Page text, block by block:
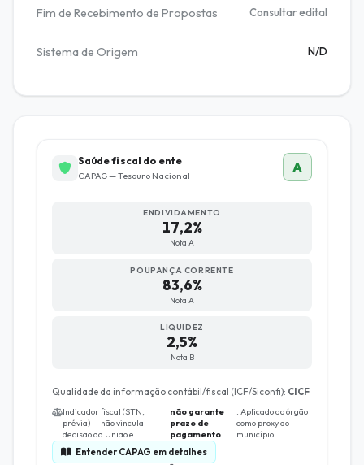
Fim de Recebimento de Propostas Consultar edital
Sistema de Origem N/D
Saúde fiscal do ente
CAPAG — Tesouro Nacional
A
ENDIVIDAMENTO
17,2%
Nota A
POUPANÇA CORRENTE
83,6%
Nota A
LIQUIDEZ
2,5%
Nota B
Qualidade da informação contábil/fiscal (ICF/Siconfi): CICF
Indicador fiscal (STN,
prévia) — não vincula
decisão da União e
não garante
prazo de
pagamento
. Aplicado ao órgão
como proxy do
município.
Entender CAPAG em detalhes